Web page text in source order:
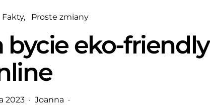
Fakty Proste zmiany
bycie eko-friendly
2023 Joanna